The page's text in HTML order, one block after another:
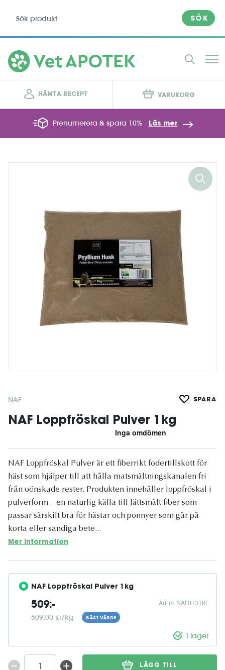
SÖK
HÄMTA RECEPT VARUKORG
Prenumerera & spara 10% Läs mer
NAF SPARA
NAF Loppfröskal Pulver 1kg
NAF Loppfröskal Pulver är ett fiberrikt fodertillskott för
häst som hjälper till att hålla matsmältningskanalen fri
från oönskade rester. Produkten innehåller loppfröskal i
pulverform – en naturlig källa till lättsmält fiber som
passar särskilt bra för hästar och ponnyer som går på
korta eller sandiga bete...
Mer information
NAF Loppfröskal Pulver 1kg
509:-
509,00 kr/kg BÄST VÄRDE
Art. nr. NAF0131RF
I lager
LÄGG TILL